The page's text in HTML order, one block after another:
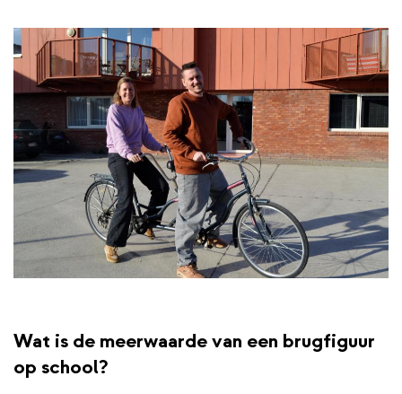
Wat is de meerwaarde van een brugfiguur
op school?